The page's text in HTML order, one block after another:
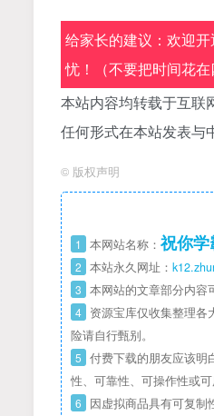
给家长的建议：欢迎
忧！（不要把时间花在
本站内容均转载于互联
任何形式在本站发表与
© 版权声明
1 本网站名称： 祝你学
2 本站永久网址：
3 本网站的文章部分内容
4 资源宝库仅收集整理各
险请自行甄别。
5 付费下载的朋友应该明
性、可靠性、可操作性或
6 因虚拟商品具有可复制